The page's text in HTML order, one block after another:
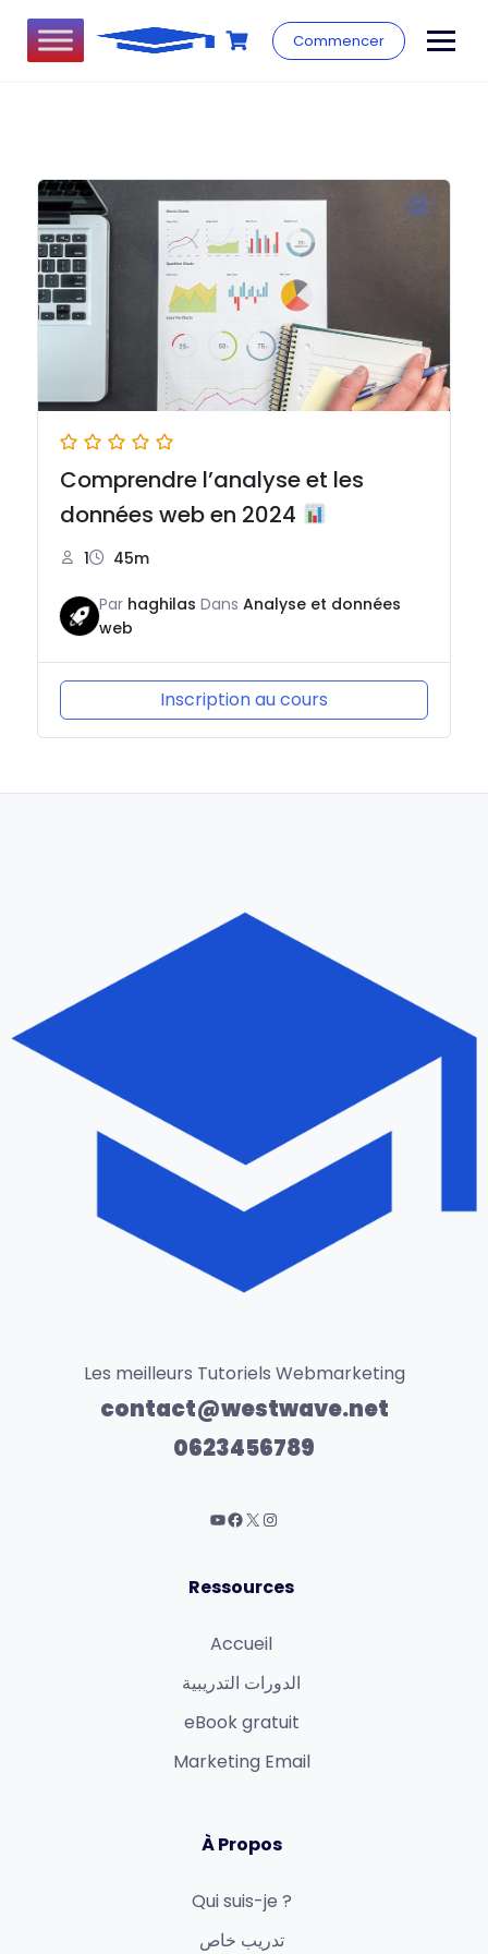
Commencer
Comprendre l’analyse et les
données web en 2024
1 45m
Par haghilas DansAnalyse et données
web
Inscription au cours
Les meilleurs Tutoriels Webmarketing
contact@westwave.net
0623456789
Ressources
Accueil
الدورات التدريبية
eBook gratuit
Marketing Email
À Propos
Qui suis-je ?
تدريب خاص